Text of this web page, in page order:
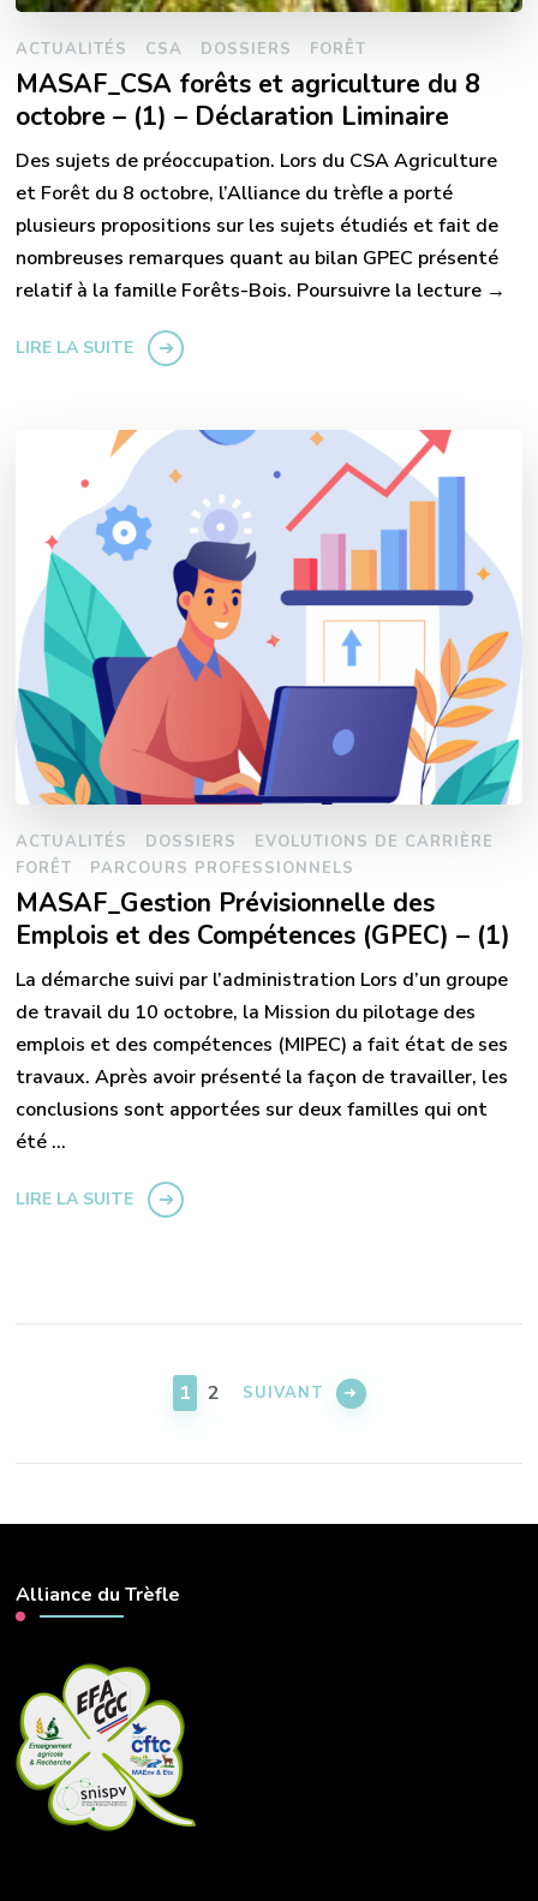
ACTUALITÉS CSA DOSSIERS FORÊT
MASAF_CSA forêts et agriculture du 8
octobre – (1) – Déclaration Liminaire
Des sujets de préoccupation. Lors du CSA Agriculture
et Forêt du 8 octobre, l’Alliance du trèfle a porté
plusieurs propositions sur les sujets étudiés et fait de
nombreuses remarques quant au bilan GPEC présenté
relatif à la famille Forêts-Bois. Poursuivre la lecture →
LIRE LA SUITE
ACTUALITÉS DOSSIERS
EVOLUTIONS DE CARRIÈRE
FORÊT
PARCOURS PROFESSIONNELS
MASAF_Gestion Prévisionnelle des
Emplois et des Compétences (GPEC) – (1)
La démarche suivi par l’administration Lors d’un groupe
de travail du 10 octobre, la Mission du pilotage des
emplois et des compétences (MIPEC) a fait état de ses
travaux. Après avoir présenté la façon de travailler, les
conclusions sont apportées sur deux familles qui ont
été …
LIRE LA SUITE
PAGE
1 PAGE
2 SUIVANT
Alliance du Trèfle